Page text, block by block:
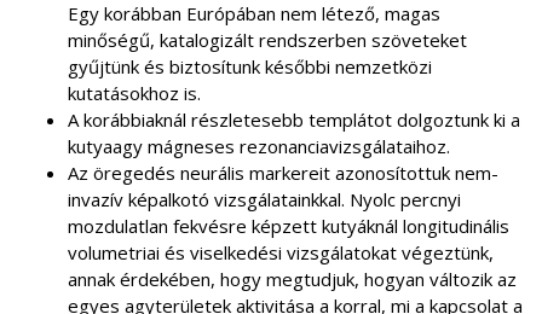
Egy korábban Európában nem létező, magas
minőségű, katalogizált rendszerben szöveteket
gyűjtünk és biztosítunk későbbi nemzetközi
kutatásokhoz is.
A korábbiaknál részletesebb templátot dolgoztunk ki a
kutyaagy mágneses rezonanciavizsgálataihoz.
Az öregedés neurális markereit azonosítottuk nem-
invazív képalkotó vizsgálatainkkal. Nyolc percnyi
mozdulatlan fekvésre képzett kutyáknál longitudinális
volumetriai és viselkedési vizsgálatokat végeztünk,
annak érdekében, hogy megtudjuk, hogyan változik az
egyes agyterületek aktivitása a korral, mi a kapcsolat a